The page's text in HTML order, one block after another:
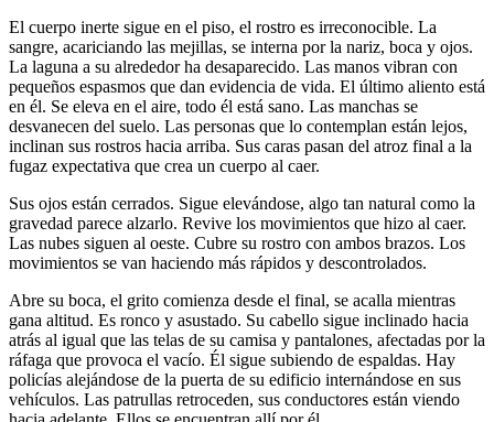
El cuerpo inerte sigue en el piso, el rostro es irreconocible. La
sangre, acariciando las mejillas, se interna por la nariz, boca y ojos.
La laguna a su alrededor ha desaparecido. Las manos vibran con
pequeños espasmos que dan evidencia de vida. El último aliento está
en él. Se eleva en el aire, todo él está sano. Las manchas se
desvanecen del suelo. Las personas que lo contemplan están lejos,
inclinan sus rostros hacia arriba. Sus caras pasan del atroz final a la
fugaz expectativa que crea un cuerpo al caer.
Sus ojos están cerrados. Sigue elevándose, algo tan natural como la
gravedad parece alzarlo. Revive los movimientos que hizo al caer.
Las nubes siguen al oeste. Cubre su rostro con ambos brazos. Los
movimientos se van haciendo más rápidos y descontrolados.
Abre su boca, el grito comienza desde el final, se acalla mientras
gana altitud. Es ronco y asustado. Su cabello sigue inclinado hacia
atrás al igual que las telas de su camisa y pantalones, afectadas por la
ráfaga que provoca el vacío. Él sigue subiendo de espaldas. Hay
policías alejándose de la puerta de su edificio internándose en sus
vehículos. Las patrullas retroceden, sus conductores están viendo